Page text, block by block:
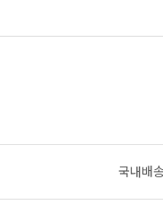
국내배